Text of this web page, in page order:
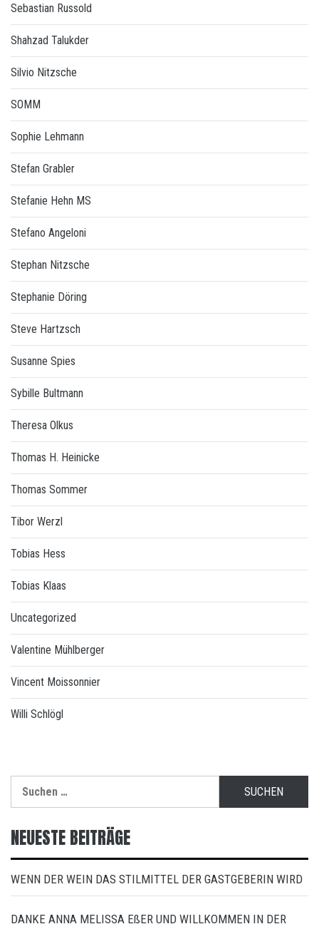
Sebastian Russold
Shahzad Talukder
Silvio Nitzsche
SOMM
Sophie Lehmann
Stefan Grabler
Stefanie Hehn MS
Stefano Angeloni
Stephan Nitzsche
Stephanie Döring
Steve Hartzsch
Susanne Spies
Sybille Bultmann
Theresa Olkus
Thomas H. Heinicke
Thomas Sommer
Tibor Werzl
Tobias Hess
Tobias Klaas
Uncategorized
Valentine Mühlberger
Vincent Moissonnier
Willi Schlögl
nach:
NEUESTE BEITRÄGE
WENN DER WEIN DAS STILMITTEL DER GASTGEBERIN WIRD
DANKE ANNA MELISSA EßER UND WILLKOMMEN IN DER